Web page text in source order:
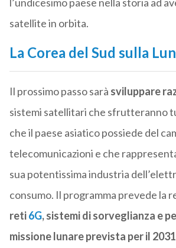
l’undicesimo paese nella storia ad
satellite in orbita.
La Corea del Sud sulla
Il prossimo passo sarà sviluppare
sistemi satellitari che sfrutteranno
che il paese asiatico possiede del
telecomunicazioni e che
sua potentissima industria
consumo. Il programma prevede la
reti6G, sistemi di sorveglianza e
missione lunare prevista per il 2031